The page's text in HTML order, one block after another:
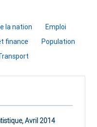
la nation
Emploi
finance
Population
Avril 2014